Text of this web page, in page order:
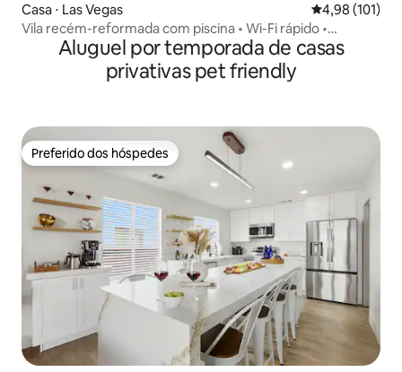
Casa ⋅ Las Vegas 4,98 de uma
4,98 (101)
Vila recém-reformada com piscina • Wi-Fi rápido •
SummerlinAluguel por temporada de casas
privativas pet friendly
Preferido dos hóspedes
Preferido dos hóspedes